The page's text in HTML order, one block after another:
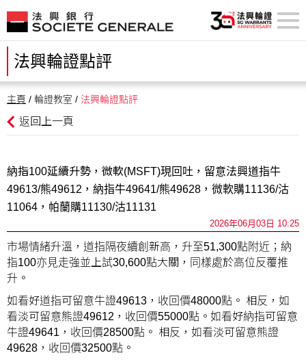
法興輪證點評
主頁 / 輪證教室 / 法興輪證點評
返回上一頁
納指100延續升勢，微軟(MSFT)現回吐，留意法興道指牛
49613/熊49612，納指牛49641/熊49628，微軟購11136/沽
11064，帕蘭購11130/沽11131
2026年06月03日 10:25
市場情緒升溫，道指隔夜續創新高，升至51,300點附近；納
指100亦見走強並上試30,600點大關，同樣處於高位反覆推
升。
如看好道指可留意牛證49613，收回價48000點。 相反，如
看淡可留意熊證49612，收回價55000點。如看好納指可留意
牛證49641，收回價28500點。 相反，如看淡可留意熊證
49628，收回價32500點。